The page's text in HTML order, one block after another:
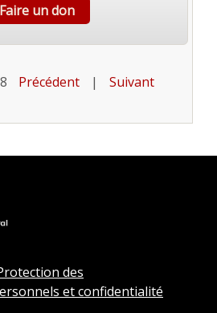
Faire un don
Précédent | Suivant
des
et confidentialité